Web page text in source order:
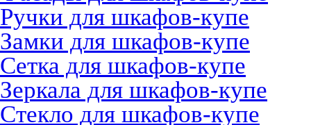
Ручки для шкафов-купе
Замки для шкафов-купе
Сетка для шкафов-купе
Зеркала для шкафов-купе
Стекло для шкафов-купе